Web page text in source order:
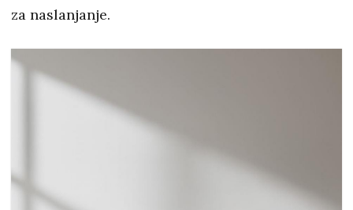
za naslanjanje.